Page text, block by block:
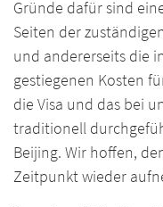
Gründe dafür sind
Seiten der
und andererseits die
gestiegenen Kosten
die Visa und das bei
traditionell
Beijing. Wir hoffen,
Zeitpunkt wieder